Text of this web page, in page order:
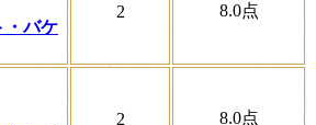
・バケ
2 8.0点
2 8.0点